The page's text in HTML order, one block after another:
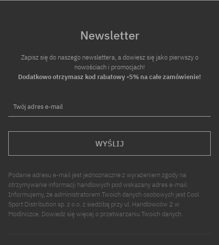
Newsletter
Zapisz się do naszego newslettera, a dowiesz się jako pierwszy o
nowościach i promocjach!
Dodatkowo otrzymasz kod rabatowy -5% na całe zamówienie!
Twój adres e-mail
WYŚLIJ
Podanie adresu e-mail jest jednoznaczne z wyrażeniem zgody na
otrzymywanie informacji handlowych pod wskazany adres e-mail.
Informujemy, że administratorem Twoich danych osobowych jest Cool
Sport Distribution sp. z o.o. z siedzibą przy ul. Handlowców 2 w
Modlniczce. Dowiedz się więcej o przetwarzaniu Twoich danych.